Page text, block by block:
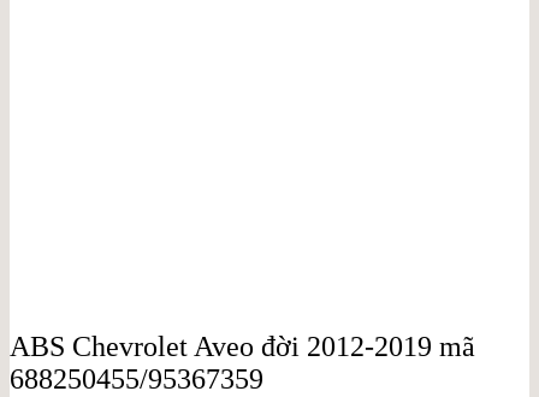
ABS Chevrolet Aveo đời 2012-2019 mã
688250455/95367359